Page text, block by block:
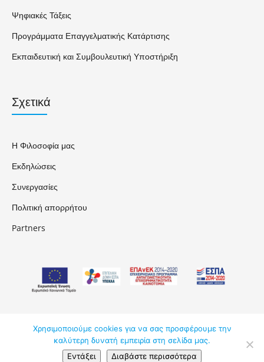
Ψηφιακές Τάξεις
Προγράμματα Επαγγελματικής Κατάρτισης
Εκπαιδευτική και Συμβουλευτική Υποστήριξη
Σχετικά
Η Φιλοσοφία μας
Εκδηλώσεις
Συνεργασίες
Πολιτική απορρήτου
Partners
ΑΚΑΔΗΜΟΣ ΚΔΒΜ ΕΠΕ © 2026
Χρησιμοποιούμε cookies για να σας προσφέρουμε την
καλύτερη δυνατή εμπειρία στη σελίδα μας.
Εντάξει
Διαβάστε περισσότερα